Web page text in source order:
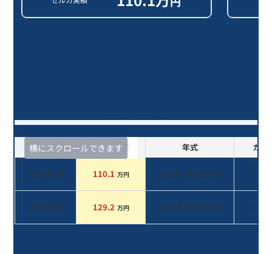
横にスクロールできます
査定時期 セルカ実績 年式 カラ
2025年2月 110.1 万円 2010年 (平成22年)
ブラ
2022年2月 129.2 万円 2010年 (平成22年) パール